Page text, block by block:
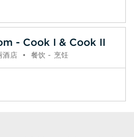
- Cook I & Cook II
酒店 • 餐饮 - 烹饪